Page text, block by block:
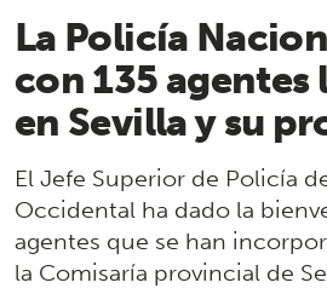
La Policía
con 135
en Sevilla y su
El Jefe Superior de Policía
Occidental ha dado la
agentes que se han
la Comisaría provincial de